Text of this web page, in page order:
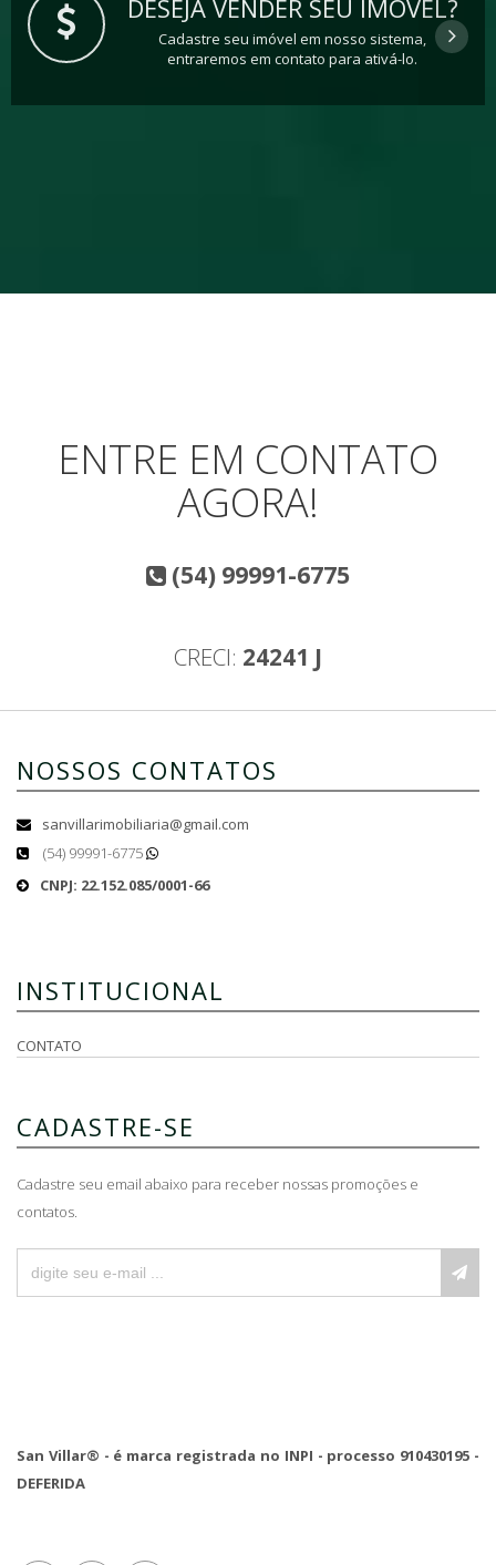
DESEJA VENDER SEU IMÓVEL?
Cadastre seu imóvel em nosso sistema,
entraremos em contato para ativá-lo.
ENTRE EM CONTATO
AGORA!
(54) 99991-6775
CRECI: 24241 J
NOSSOS CONTATOS
sanvillarimobiliaria@gmail.com
(54) 99991-6775
CNPJ: 22.152.085/0001-66
INSTITUCIONAL
CONTATO
CADASTRE-SE
Cadastre seu email abaixo para receber nossas promoções e
contatos.
San Villar® - é marca registrada no INPI - processo 910430195 -
DEFERIDA